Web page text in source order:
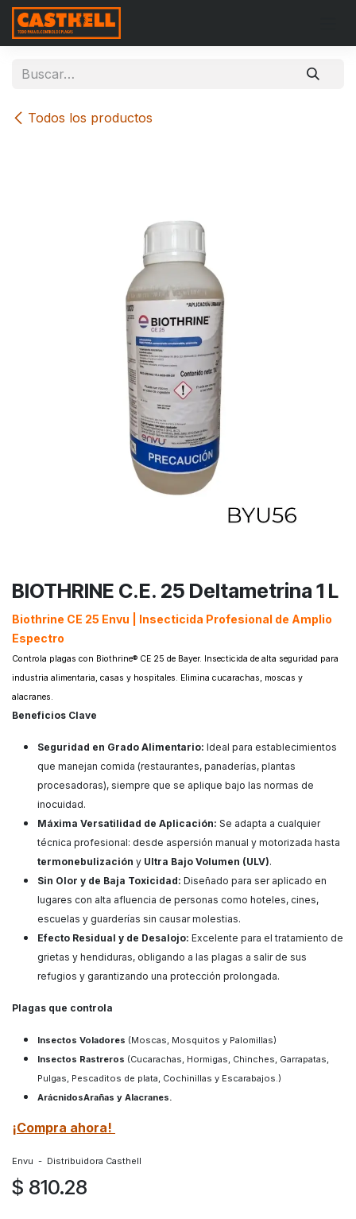
Ir al contenido
Todos los productos
BIOTHRINE C.E. 25 Deltametrina 1 L
Biothrine CE 25 Envu | Insecticida Profesional de Amplio
Espectro ​
​Controla plagas con Biothrine® CE 25 de Bayer. Insecticida de alta seguridad para
industria alimentaria, casas y hospitales. Elimina cucarachas, moscas y
alacranes.
Beneficios Clave
Seguridad en Grado Alimentario: Ideal para establecimientos
que manejan comida (restaurantes, panaderías, plantas
procesadoras), siempre que se aplique bajo las normas de
inocuidad.
Máxima Versatilidad de Aplicación: Se adapta a cualquier
técnica profesional: desde aspersión manual y motorizada hasta
termonebulización y Ultra Bajo Volumen (ULV).
Sin Olor y de Baja Toxicidad: Diseñado para ser aplicado en
lugares con alta afluencia de personas como hoteles, cines,
escuelas y guarderías sin causar molestias.
Efecto Residual y de Desalojo: Excelente para el tratamiento de
grietas y hendiduras, obligando a las plagas a salir de sus
refugios y garantizando una protección prolongada.
Plagas que controla
Insectos Voladores (Moscas, Mosquitos y Palomillas)
Insectos Rastreros (Cucarachas, Hormigas, Chinches, Garrapatas,
Pulgas, Pescaditos de plata, Cochinillas y Escarabajos.)
ArácnidosArañas y Alacranes.
¡Compra ahora!
Envu - Distribuidora Casthell
$ 810.28